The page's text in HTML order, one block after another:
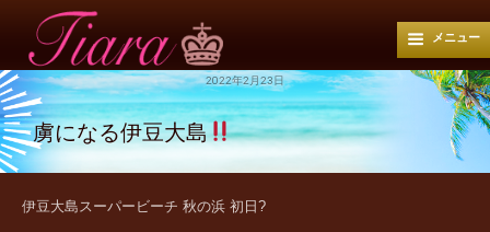
メニュー
2022年2月23日
虜になる伊豆大島
伊豆大島スーパービーチ 秋の浜 初日?